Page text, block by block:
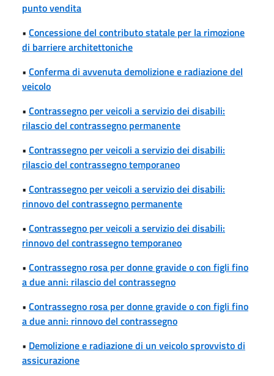
punto vendita
• Concessione del contributo statale per la rimozione
di barriere architettoniche
• Conferma di avvenuta demolizione e radiazione del
veicolo
• Contrassegno per veicoli a servizio dei disabili:
rilascio del contrassegno permanente
• Contrassegno per veicoli a servizio dei disabili:
rilascio del contrassegno temporaneo
• Contrassegno per veicoli a servizio dei disabili:
rinnovo del contrassegno permanente
• Contrassegno per veicoli a servizio dei disabili:
rinnovo del contrassegno temporaneo
• Contrassegno rosa per donne gravide o con figli fino
a due anni: rilascio del contrassegno
• Contrassegno rosa per donne gravide o con figli fino
a due anni: rinnovo del contrassegno
• Demolizione e radiazione di un veicolo sprovvisto di
assicurazione